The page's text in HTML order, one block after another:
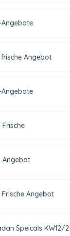
Angebote
frische Angebot
Angebote
Frische
Angebot
Frische Angebot
Speicals KW12/2